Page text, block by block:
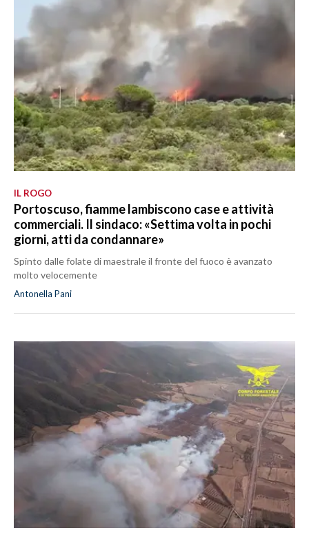
IL ROGO
Portoscuso, fiamme lambiscono case e attività
commerciali. Il sindaco: «Settima volta in pochi
giorni, atti da condannare»
Spinto dalle folate di maestrale il fronte del fuoco è avanzato
molto velocemente
Antonella Pani